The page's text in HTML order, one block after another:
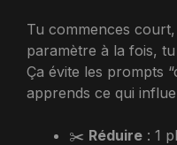
Tu commences
paramètre à la fois,
Ça évite les prompts
apprends ce qui
✂️ Réduire : 1